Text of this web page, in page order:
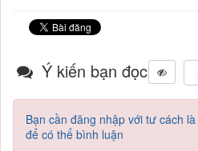
Ý kiến bạn đọc
Bạn cần đăng nhập với tư cách là
để có thể bình luận